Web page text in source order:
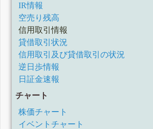
IR情報
空売り残高
信用取引情報
貸借取引状況
信用取引及び貸借取引の状況
逆日歩情報
日証金速報
チャート
株価チャート
イベントチャート